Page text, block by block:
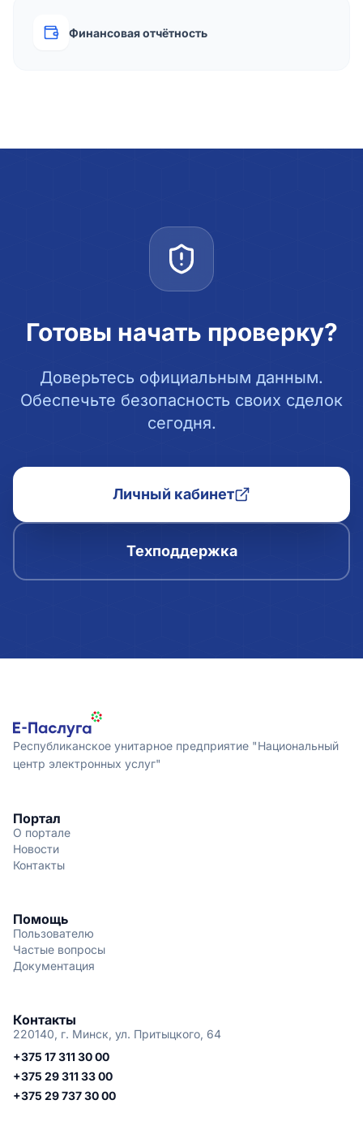
Финансовая отчётность
Готовы начать проверку?
Доверьтесь официальным данным.
Обеспечьте безопасность своих сделок
сегодня.
Личный кабинет
Техподдержка
Республиканское унитарное предприятие "Национальный
центр электронных услуг"
Портал
О портале
Новости
Контакты
Помощь
Пользователю
Частые вопросы
Документация
Контакты
220140, г. Минск, ул. Притыцкого, 64
+375 17 311 30 00
+375 29 311 33 00
+375 29 737 30 00